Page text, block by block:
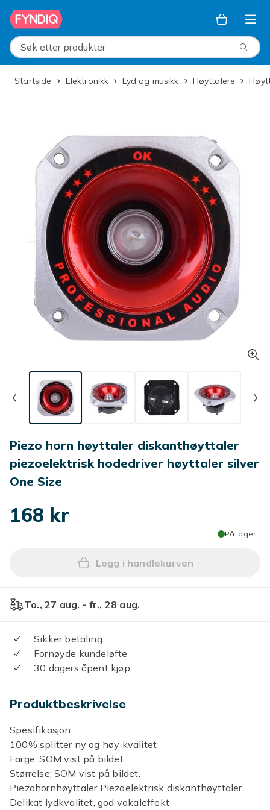
Hopp til hovedinnhold
Søk etter produkter
Startside Elektronikk Lyd og musikk Høyttalere
Piezo horn høyttaler diskanthøyttaler
piezoelektrisk hodedriver høyttaler silver
One Size
168 kr
På lager
Legg Piezo horn høyttaler
Legg i handlekurven
To., 27 aug. - fr., 28 aug.
Sikker betaling
Fornøyde kundeløfte
30 dagers åpent kjøp
Produktbeskrivelse
Spesifikasjon:
100% splitter ny og høy kvalitet
Farge: SOM vist på bildet.
Størrelse: SOM vist på bildet.
Piezohornhøyttaler Piezoelektrisk diskanthøyttaler
Delikat lydkvalitet, god vokaleffekt